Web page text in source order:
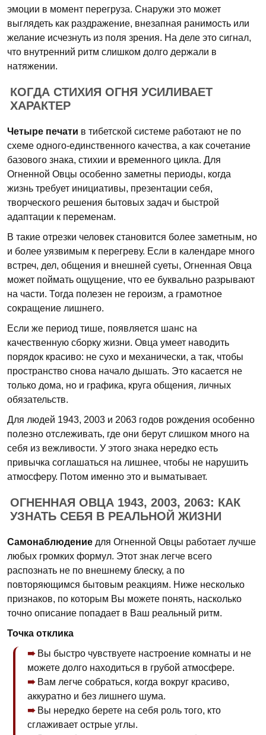
эмоции в момент перегруза. Снаружи это может
выглядеть как раздражение, внезапная ранимость или
желание исчезнуть из поля зрения. На деле это сигнал,
что внутренний ритм слишком долго держали в
натяжении.
КОГДА СТИХИЯ ОГНЯ УСИЛИВАЕТ
ХАРАКТЕР
Четыре печати в тибетской системе работают не по
схеме одного-единственного качества, а как сочетание
базового знака, стихии и временного цикла. Для
Огненной Овцы особенно заметны периоды, когда
жизнь требует инициативы, презентации себя,
творческого решения бытовых задач и быстрой
адаптации к переменам.
В такие отрезки человек становится более заметным, но
и более уязвимым к перегреву. Если в календаре много
встреч, дел, общения и внешней суеты, Огненная Овца
может поймать ощущение, что ее буквально разрывают
на части. Тогда полезен не героизм, а грамотное
сокращение лишнего.
Если же период тише, появляется шанс на
качественную сборку жизни. Овца умеет наводить
порядок красиво: не сухо и механически, а так, чтобы
пространство снова начало дышать. Это касается не
только дома, но и графика, круга общения, личных
обязательств.
Для людей 1943, 2003 и 2063 годов рождения особенно
полезно отслеживать, где они берут слишком много на
себя из вежливости. У этого знака нередко есть
привычка соглашаться на лишнее, чтобы не нарушить
атмосферу. Потом именно это и выматывает.
ОГНЕННАЯ ОВЦА 1943, 2003, 2063: КАК
УЗНАТЬ СЕБЯ В РЕАЛЬНОЙ ЖИЗНИ
Самонаблюдение для Огненной Овцы работает лучше
любых громких формул. Этот знак легче всего
распознать не по внешнему блеску, а по
повторяющимся бытовым реакциям. Ниже несколько
признаков, по которым Вы можете понять, насколько
точно описание попадает в Ваш реальный ритм.
Точка отклика
Вы быстро чувствуете настроение комнаты и не
можете долго находиться в грубой атмосфере.
Вам легче собраться, когда вокруг красиво,
аккуратно и без лишнего шума.
Вы нередко берете на себя роль того, кто
сглаживает острые углы.